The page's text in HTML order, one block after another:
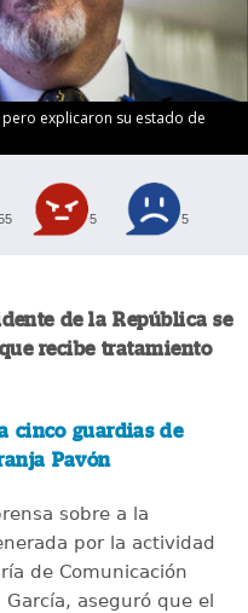
pero explicaron su estado de
5 5
de la República se
recibe tratamiento
cinco guardias de
Pavón
sobre a la
por la actividad
de Comunicación
García, aseguró que el